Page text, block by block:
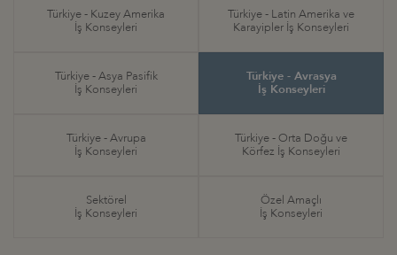
Türkiye - Kuzey Amerika
İş Konseyleri
Türkiye - Latin Amerika ve
Karayipler İş Konseyleri
Türkiye - Asya Pasifik
İş Konseyleri
Türkiye - Avrasya
İş Konseyleri
Türkiye - Avrupa
İş Konseyleri
Türkiye - Orta Doğu ve
Körfez İş Konseyleri
Sektörel
İş Konseyleri
Özel Amaçlı
İş Konseyleri